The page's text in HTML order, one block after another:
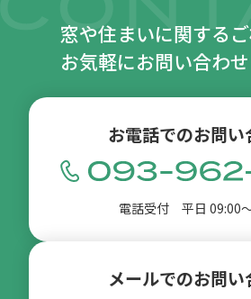
窓や住まいに関するご
お気軽にお問い合わせ
お電話でのお問い
電話受付 平日 09:00
メールでのお問い